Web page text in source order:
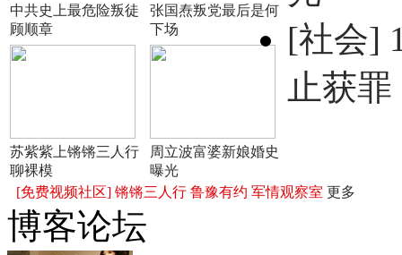
中共史上最危险叛徒
顾顺章
张国焘叛党最后是何
下场
苏紫紫上锵锵三人行
聊裸模
周立波富婆新娘婚史
曝光
[社会]
止获罪
[免费视频社区] 锵锵三人行 鲁豫有约 军情观察室 更多
博客论坛